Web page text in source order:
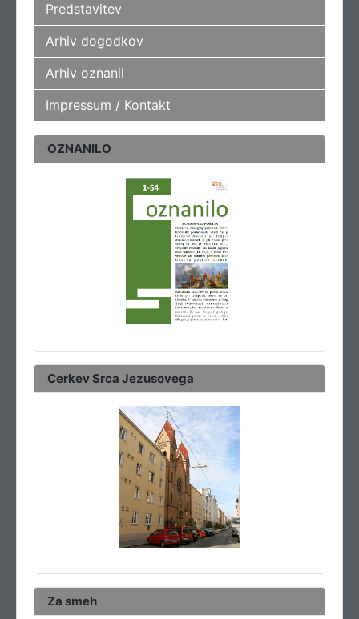
Predstavitev
Arhiv dogodkov
Arhiv oznanil
Impressum / Kontakt
OZNANILO
Cerkev Srca Jezusovega
Za smeh